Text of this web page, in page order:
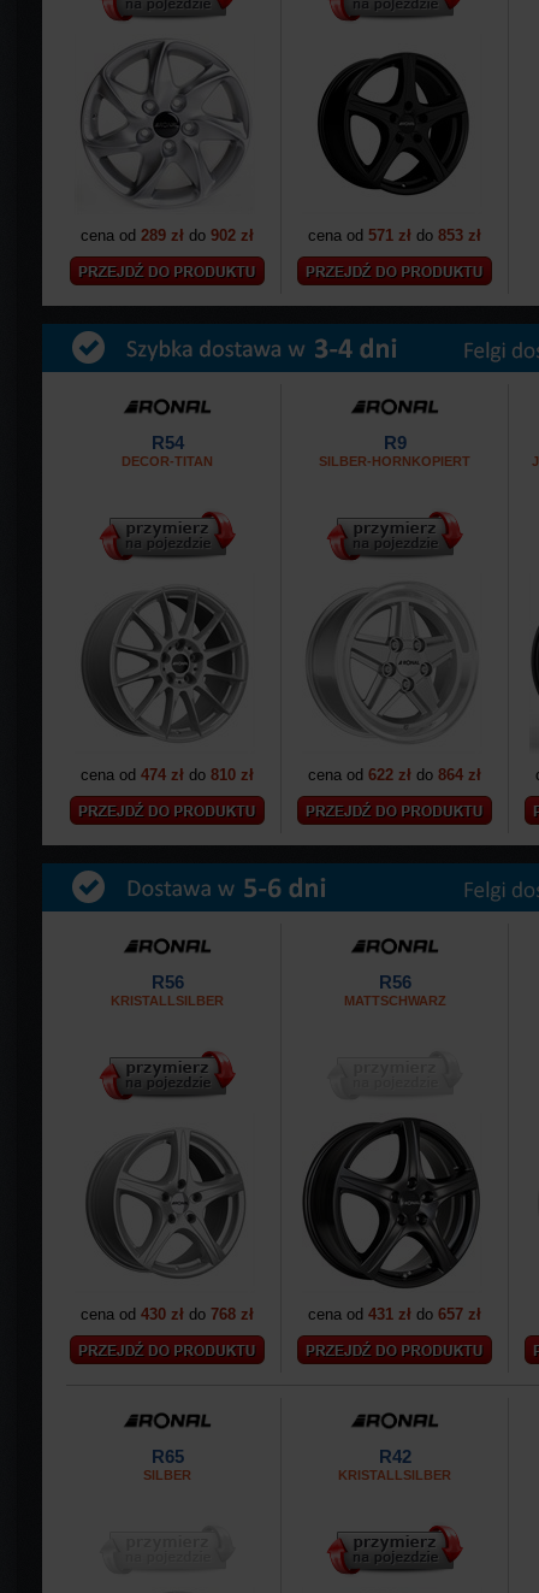
cena od 289 zł do 902 zł cena od 571 zł do 853 zł
R54
DECOR-TITAN
cena od 474 zł do 810 zł
R9
SILBER-HORNKOPIERT
cena od 622 zł do 864 zł
R56
KRISTALLSILBER
cena od 430 zł do 768 zł
R56
MATTSCHWARZ
cena od 431 zł do 657 zł
R65
SILBER
R42
KRISTALLSILBER